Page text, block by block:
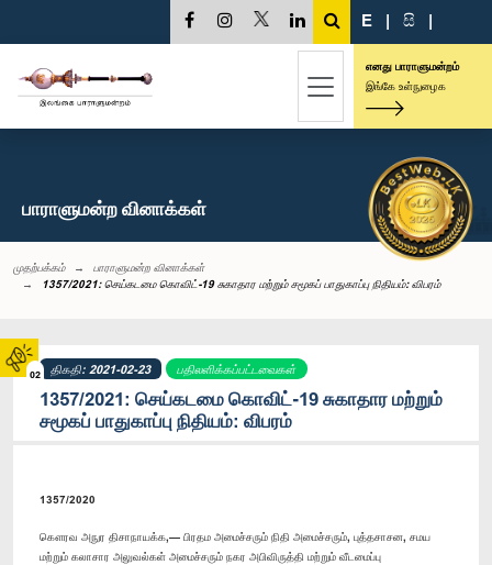
02
E | සි |
எனது பாராளுமன்றம்
இங்கே உள்நுழைக
பாராளுமன்ற வினாக்கள்
முதற்பக்கம்
பாராளுமன்ற வினாக்கள்
1357/2021: செய்கடமை கொவிட்-19 சுகாதார மற்றும் சமூகப் பாதுகாப்பு நிதியம்: விபரம்
திகதி: 2021-02-23 பதிலளிக்கப்பட்டவைகள்
1357/2021: செய்கடமை கொவிட்-19 சுகாதார மற்றும்
சமூகப் பாதுகாப்பு நிதியம்: விபரம்
1357/2020
கௌரவ அநுர திசாநாயக்க,— பிரதம அமைச்சரும் நிதி அமைச்சரும், புத்தசாசன, சமய
மற்றும் கலாசார அலுவல்கள் அமைச்சரும் நகர அபிவிருத்தி மற்றும் வீடமைப்பு